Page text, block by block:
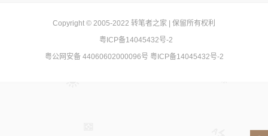
Copyright © 2005-2022 转笔者之家 | 保留所有权利
粤ICP备14045432号-2
粤公网安备 44060602000096号 粤ICP备14045432号-2